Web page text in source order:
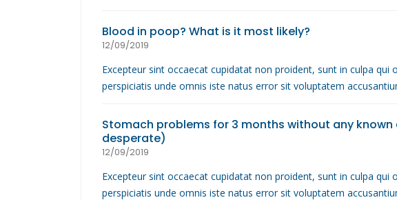
Blood in poop? What is it most likely?
12/09/2019
Excepteur sint occaecat cupidatat non proident, sunt in culpa
perspiciatis unde omnis iste natus error sit voluptatem
Stomach problems for 3 months without any
desperate)
12/09/2019
Excepteur sint occaecat cupidatat non proident, sunt in culpa
perspiciatis unde omnis iste natus error sit voluptatem